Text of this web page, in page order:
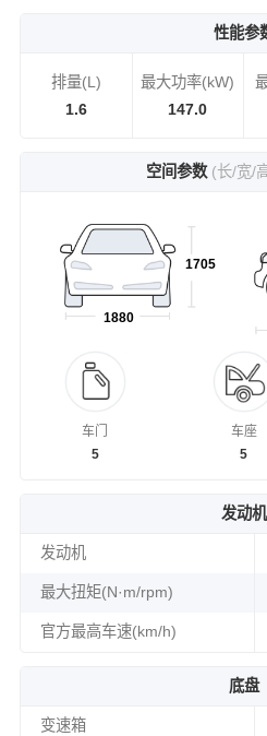
性能参
排量(L)
1.6
最大功率(kW)
147.0
空间参数 (长/宽/
1880
1705
车门
5
车座
5
发动机
发动机
最大扭矩(N·m/rpm)
官方最高车速(km/h)
底盘
变速箱